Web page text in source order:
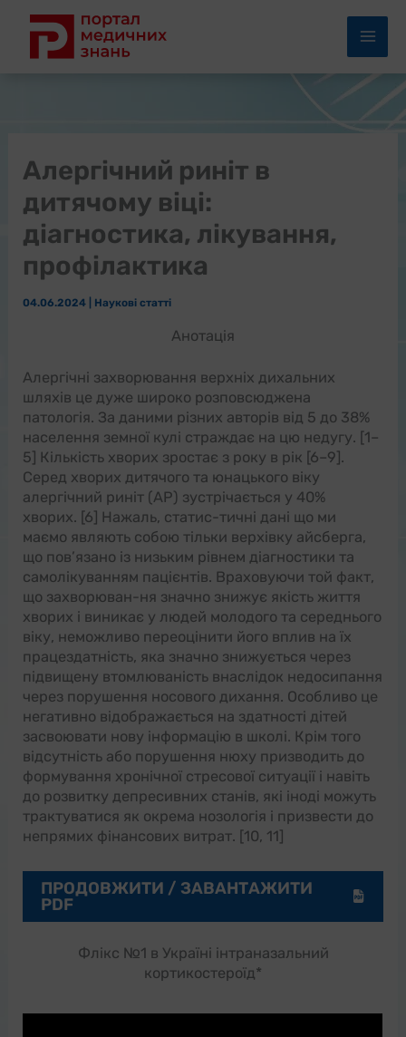
Алергічний риніт в
дитячому віці:
діагностика, лікування,
профілактика
04.06.2024 Наукові статті
Анотація
Алергічні захворювання верхніх дихальних
шляхів це дуже широко розповсюджена
патологія. За даними різних авторів від 5 до 38%
населення земної кулі страждає на цю недугу. [1–
5] Кількість хворих зростає з року в рік [6–9].
Серед хворих дитячого та юнацького віку
алергічний риніт (АР) зустрічається у 40%
хворих. [6] Нажаль, статис-тичні дані що ми
маємо являють собою тільки верхівку айсберга,
що пов’язано із низьким рівнем діагностики та
самолікуванням пацієнтів. Враховуючи той факт,
що захворюван-ня значно знижує якість життя
хворих і виникає у людей молодого та середнього
віку, неможливо переоцінити його вплив на їх
працездатність, яка значно знижується через
підвищену втомлюваність внаслідок недосипання
через порушення носового дихання. Особливо це
негативно відображається на здатності дітей
засвоювати нову інформацію в школі. Крім того
відсутність або порушення нюху призводить до
формування хронічної стресової ситуації і навіть
до розвитку депресивних станів, які іноді можуть
трактуватися як окрема нозологія і призвести до
непрямих фінансових витрат. [10, 11]
ПРОДОВЖИТИ / ЗАВАНТАЖИТИ
PDF
Флікс №1 в Україні інтраназальний
кортикостероїд*